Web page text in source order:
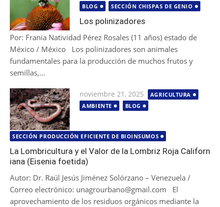
el
BLOG
SECCIÓN CHISPAS DE GENIO
Los polinizadores
Por: Frania Natividad Pérez Rosales (11 años) estado de
México / México Los polinizadores son animales
fundamentales para la producción de muchos frutos y
semillas,...
Publicada
el
noviembre 21, 2025
AGRICULTURA
AMBIENTE
BLOG
SECCIÓN PRODUCCIÓN EFICIENTE DE BIOINSUMOS
La Lombricultura y el Valor de la Lombriz Roja Californ
iana (Eisenia foetida)
Autor: Dr. Raúl Jesús Jiménez Solórzano – Venezuela /
Correo electrónico: unagrourbano@gmail.com El
aprovechamiento de los residuos orgánicos mediante la